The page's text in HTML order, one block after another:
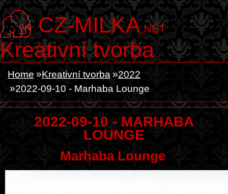
CZ-MILKA.NET
Kreativní tvorba
Home Kreativní tvorba
2022
2022-09-10 - Marhaba Lounge
2022-09-10 - MARHABA
LOUNGE
Marhaba Lounge